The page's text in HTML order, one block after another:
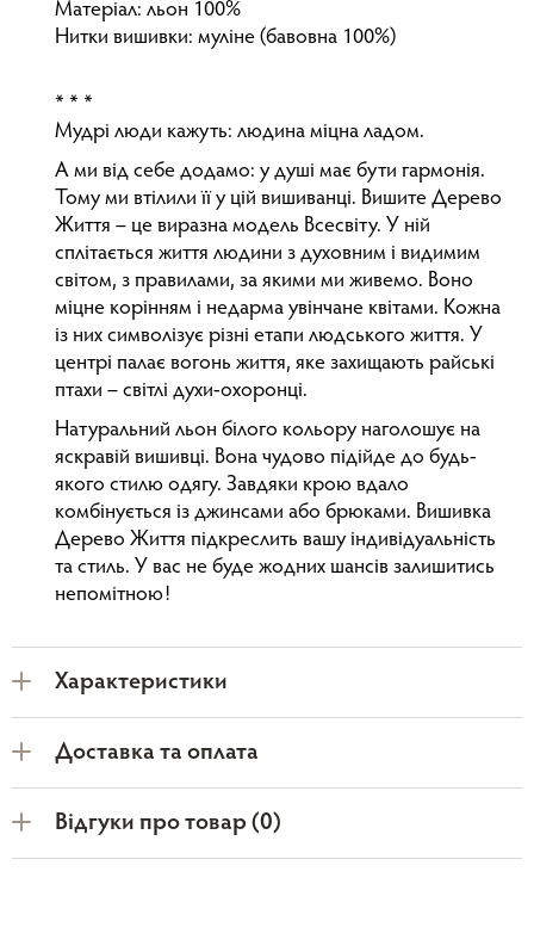
Матеріал: льон 100%
Нитки вишивки: муліне (бавовна 100%)
* * *
Мудрі люди кажуть: людина міцна ладом.
А ми від себе додамо: у душі має бути гармонія.
Тому ми втілили її у цій вишиванці. Вишите Дерево
Життя – це виразна модель Всесвіту. У ній
сплітається життя людини з духовним і видимим
світом, з правилами, за якими ми живемо. Воно
міцне корінням і недарма увінчане квітами. Кожна
із них символізує різні етапи людського життя. У
центрі палає вогонь життя, яке захищають райські
птахи – світлі духи-охоронці.
Натуральний льон білого кольору наголошує на
яскравій вишивці. Вона чудово підійде до будь-
якого стилю одягу. Завдяки крою вдало
комбінується із джинсами або брюками. Вишивка
Дерево Життя підкреслить вашу індивідуальність
та стиль. У вас не буде жодних шансів залишитись
непомітною!
Характеристики
Доставка та оплата
Відгуки про товар (0)